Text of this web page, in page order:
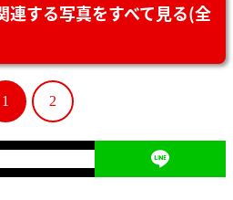
連する写真をすべて見る(全
1 2